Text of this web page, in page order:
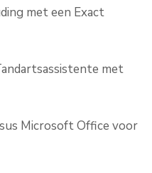
met een Exact
met
Microsoft Office voor